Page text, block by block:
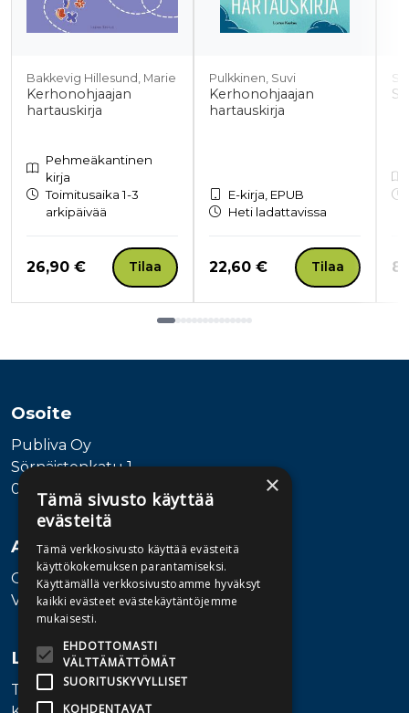
Bakkevig Hillesund, Marie
Kerhonohjaajan
hartauskirja
Pehmeäkantinen
kirja
Toimitusaika 1-3
arkipäivää
Hinta nyt
26,90 € Tilaa
Pulkkinen, Suvi
Kerhonohjaajan
hartauskirja
E-kirja, EPUB
Heti ladattavissa
Hinta nyt
22,60 € Tilaa
Osoite
Publiva Oy
Sörnäistenkatu 1
00580 Helsinki
Asiakaspalvelu
Ota yhteyttä
Vaihde: 010 345100
Lisätietoa
Toimitusehdot
×
Tämä sivusto käyttää
evästeitä
Tämä verkkosivusto käyttää evästeitä
käyttökokemuksen parantamiseksi.
Käyttämällä verkkosivustoamme hyväksyt
kaikki evästeet evästekäytäntöjemme
mukaisesti.
EHDOTTOMASTI
VÄLTTÄMÄTTÖMÄT
SUORITUSKYVYLLISET
KOHDENTAVAT